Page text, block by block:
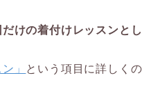
けの着付けレッスンと
」 という項目に詳しく